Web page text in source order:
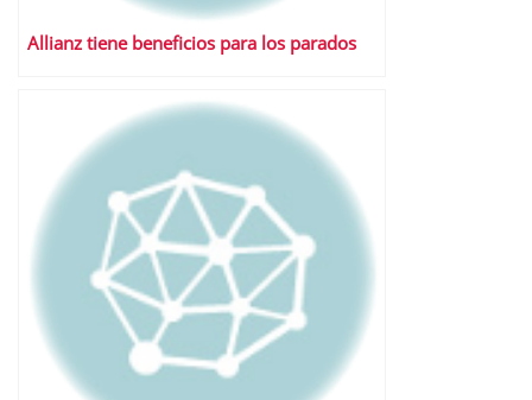
Allianz tiene beneficios para los parados